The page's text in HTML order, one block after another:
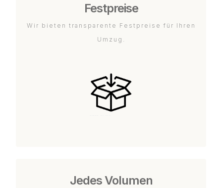
Festpreise
Wir bieten transparente Festpreise für Ihren
Umzug.
Jedes Volumen